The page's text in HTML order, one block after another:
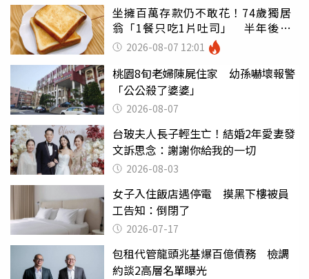
坐擁百萬存款仍不敢花！74歲獨居
翁「1餐只吃1片吐司」 半年後暴
瘦嚇壞女兒
2026-08-07 12:01
桃園8旬老婦陳屍住家 幼孫嚇壞報警
「公公殺了婆婆」
2026-08-07
台玻夫人長子輕生亡！結婚2年愛妻發
文訴思念：謝謝你給我的一切
2026-08-03
女子入住飯店遇停電 摸黑下樓被員
工告知：倒閉了
2026-07-17
包租代管龍頭兆基爆百億債務 檢調
約談2高層名單曝光